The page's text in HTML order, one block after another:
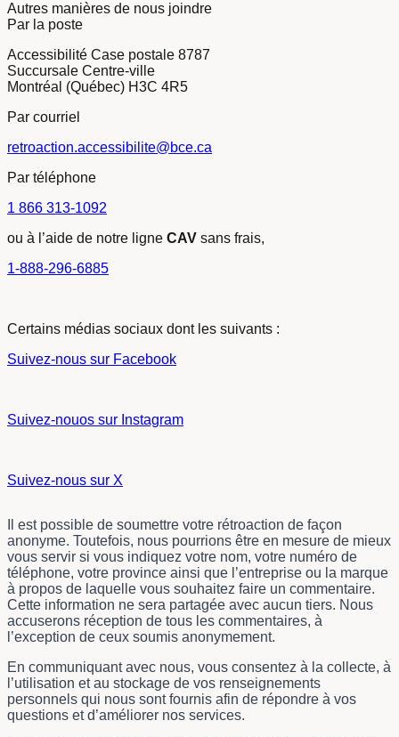
Autres manières de nous joindre
Par la poste
Accessibilité Case postale 8787
Succursale Centre-ville
Montréal (Québec) H3C 4R5
Par courriel
retroaction.accessibilite@bce.ca
Par téléphone
1 866 313-1092
ou à l’aide de notre ligne CAV sans frais,
1-888-296-6885
Certains médias sociaux dont les suivants :
Suivez-nous sur Facebook
Suivez-nouos sur Instagram
Suivez-nous sur X
Il est possible de soumettre votre rétroaction de façon
anonyme. Toutefois, nous pourrions être en mesure de mieux
vous servir si vous indiquez votre nom, votre numéro de
téléphone, votre province ainsi que l’entreprise ou la marque
à propos de laquelle vous souhaitez faire un commentaire.
Cette information ne sera partagée avec aucun tiers. Nous
accuserons réception de tous les commentaires, à
l’exception de ceux soumis anonymement.
En communiquant avec nous, vous consentez à la collecte, à
l’utilisation et au stockage de vos renseignements
personnels qui nous sont fournis afin de répondre à vos
questions et d’améliorer nos services.